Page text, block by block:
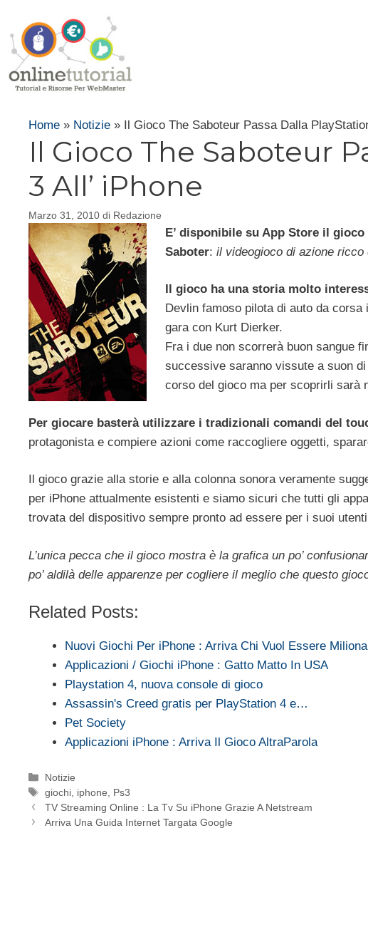
contenuto
Home » Notizie » Il Gioco The Saboteur Passa Dalla
Il Gioco The Saboteur
3 All’ iPhone
Marzo 31, 2010 di Redazione
E’ disponibile su App Store il
Saboter: il videogioco di azione ricco
Il gioco ha una storia molto
Devlin famoso pilota di auto da
gara con Kurt Dierker.
Fra i due non scorrerà buon sangue
successive saranno vissute a suon
corso del gioco ma per scoprirli sarà
Per giocare basterà utilizzare i tradizionali comandi del
protagonista e compiere azioni come raccogliere oggetti,
Il gioco grazie alla storie e alla colonna sonora veramente
per iPhone attualmente esistenti e siamo sicuri che tutti gli
trovata del dispositivo sempre pronto ad essere per i suoi
L’unica pecca che il gioco mostra è la grafica un po’
po’ aldilà delle apparenze per cogliere il meglio che questo
Related Posts:
Nuovi Giochi Per iPhone : Arriva Chi Vuol Essere
Applicazioni / Giochi iPhone : Gatto Matto In USA
Playstation 4, nuova console di gioco
Assassin's Creed gratis per PlayStation 4 e…
Pet Society
Applicazioni iPhone : Arriva Il Gioco AltraParola
Categorie
Notizie
Tag
giochi iphone
Ps3
TV Streaming Online : La Tv Su iPhone Grazie A Netstream
Arriva Una Guida Internet Targata Google